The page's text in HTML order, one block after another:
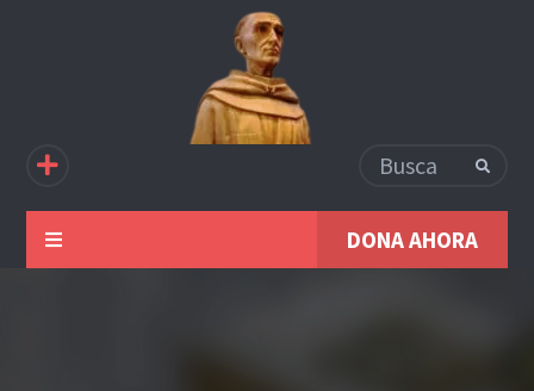
DONA AHORA